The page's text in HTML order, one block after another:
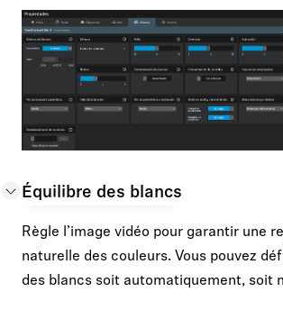
Équilibre des blancs
Règle l’image vidéo pour garantir une
naturelle des couleurs. Vous pouvez
des blancs soit automatiquement, soit